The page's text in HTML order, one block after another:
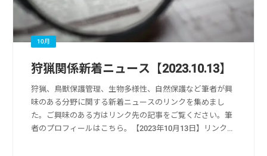
10月
狩猟関係新着ニュース【2023.10.13】
狩猟、鳥獣保護管理、生物多様性、自然保護など筆者が興
味のある分野に関する新着ニュースのリンクを集めまし
た。ご興味のある方はリンク先の記事をご覧ください。筆
者のプロフィールはこちら。【2023年10月13日】リンク